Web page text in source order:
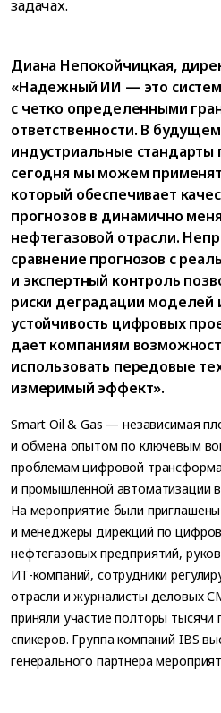
задачах.
Диана Непокойчицкая,
«Надежный ИИ — это
с четко определенными
ответственности. В
индустриальные
сегодня мы можем
который обеспечивает
прогнозов в динамично
нефтегазовой отрасли.
сравнение прогнозов с
и экспертный контроль
риски деградации моделей
устойчивость цифровых
дает компаниям
использовать передовые
измеримый эффект».
Smart Oil & Gas — независимая
и обмена опытом по ключевым
проблемам цифровой
и промышленной автоматизации
На мероприятие были
и менеджеры дирекций по
нефтегазовых предприятий,
ИТ-компаний, сотрудники
отрасли и журналисты деловых
приняли участие полторы тысячи
спикеров. Группа компаний IBS
генерального партнера